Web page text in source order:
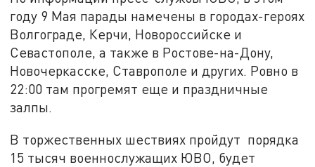
году 9 Мая парады намечены в городах-героях
Волгограде, Керчи, Новороссийске и
Севастополе, а также в Ростове-на-Дону,
Новочеркасске, Ставрополе и других. Ровно в
22:00 там прогремят еще и праздничные
залпы.
В торжественных шествиях пройдут порядка
15 тысяч военнослужащих ЮВО, будет